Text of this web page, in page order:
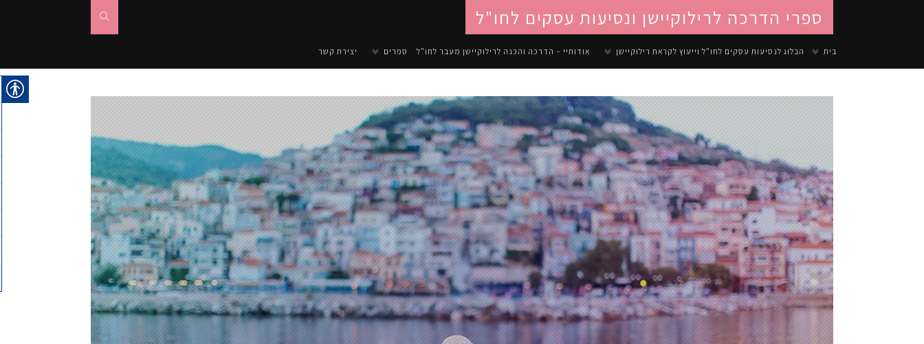
ספרי הדרכה לרילוקיישן ונסיעות עסקים לחו"ל
בית הבלוג לנסיעות עסקים לחו"ל וייעוץ לקראת רילוקיישן אודותיי – הדרכה והכנה לרילוקיישן מעבר לחו"ל ספרים יצירת קשר